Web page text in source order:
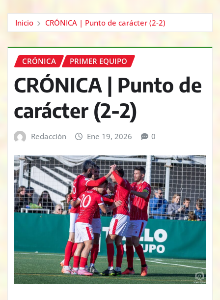
Inicio CRÓNICA | Punto de carácter (2-2)
CRÓNICA PRIMER EQUIPO
CRÓNICA | Punto de
carácter (2-2)
Redacción Ene 19, 2026 0